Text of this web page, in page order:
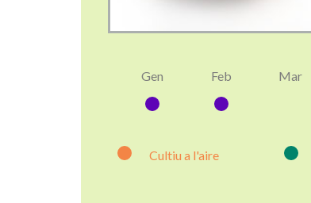
Gen Feb Mar
Cultiu a l'aire